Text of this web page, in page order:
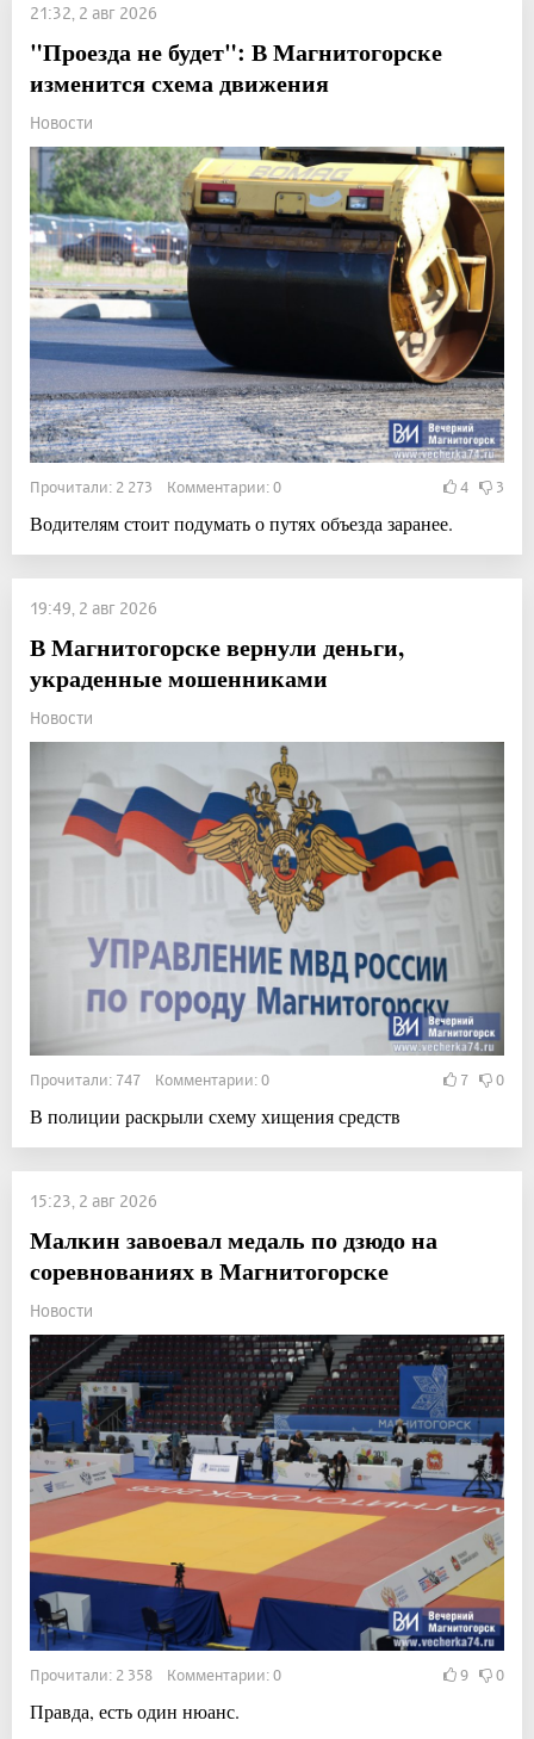
21:32, 2 авг 2026
"Проезда не будет": В Магнитогорске
изменится схема движения
Новости
Прочитали: 2 273 Комментарии: 0 4 3
Водителям стоит подумать о путях объезда заранее.
19:49, 2 авг 2026
В Магнитогорске вернули деньги,
украденные мошенниками
Новости
Прочитали: 747 Комментарии: 0 7 0
В полиции раскрыли схему хищения средств
15:23, 2 авг 2026
Малкин завоевал медаль по дзюдо на
соревнованиях в Магнитогорске
Новости
Прочитали: 2 358 Комментарии: 0 9 0
Правда, есть один нюанс.